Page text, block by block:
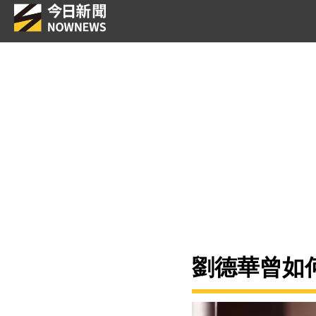
劉德華曾如